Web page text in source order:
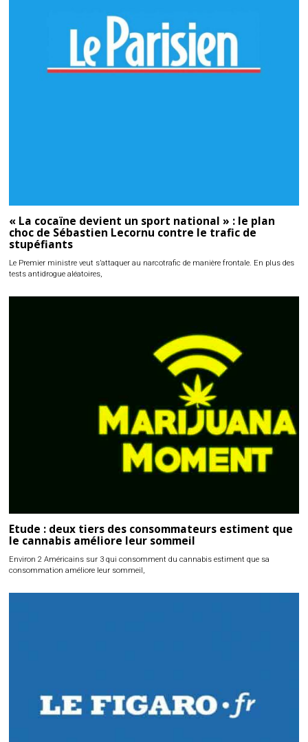
« La cocaïne devient un sport national » : le plan
choc de Sébastien Lecornu contre le trafic de
stupéfiants
Le Premier ministre veut s’attaquer au narcotrafic de manière frontale. En plus des
tests antidrogue aléatoires,
Etude : deux tiers des consommateurs estiment que
le cannabis améliore leur sommeil
Environ 2 Américains sur 3 qui consomment du cannabis estiment que sa
consommation améliore leur sommeil,